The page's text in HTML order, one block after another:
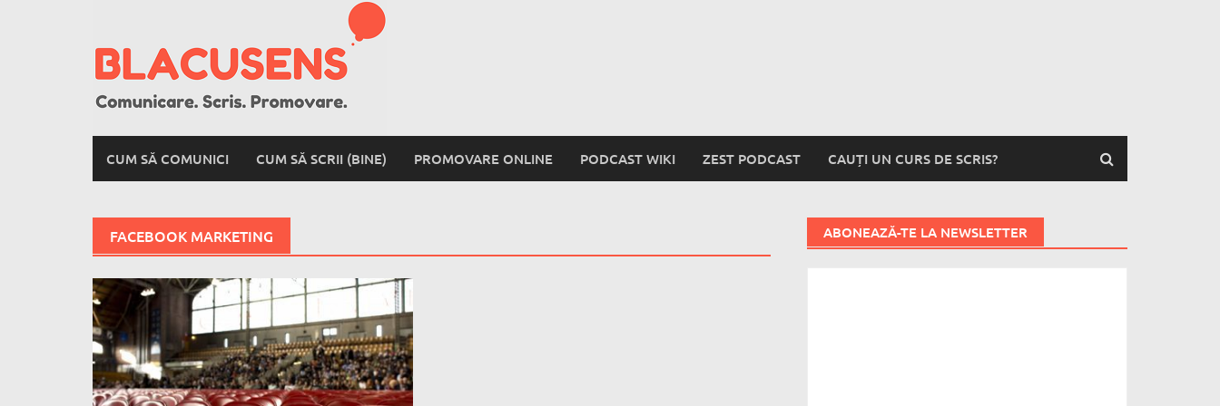
CUM SĂ COMUNICI CUM SĂ SCRII (BINE) PROMOVARE ONLINE PODCAST WIKI ZEST PODCAST CAUȚI UN CURS DE SCRIS?
FACEBOOK MARKETING ABONEAZĂ-TE LA NEWSLETTER